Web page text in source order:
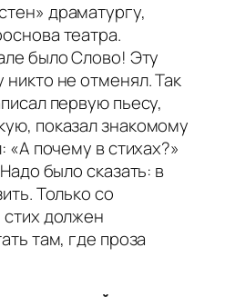
драматургу,
театра.
было Слово! Эту
не отменял. Так
первую пьесу,
показал знакомому
«А почему в стихах?»
было сказать: в
Только со
должен
там, где проза